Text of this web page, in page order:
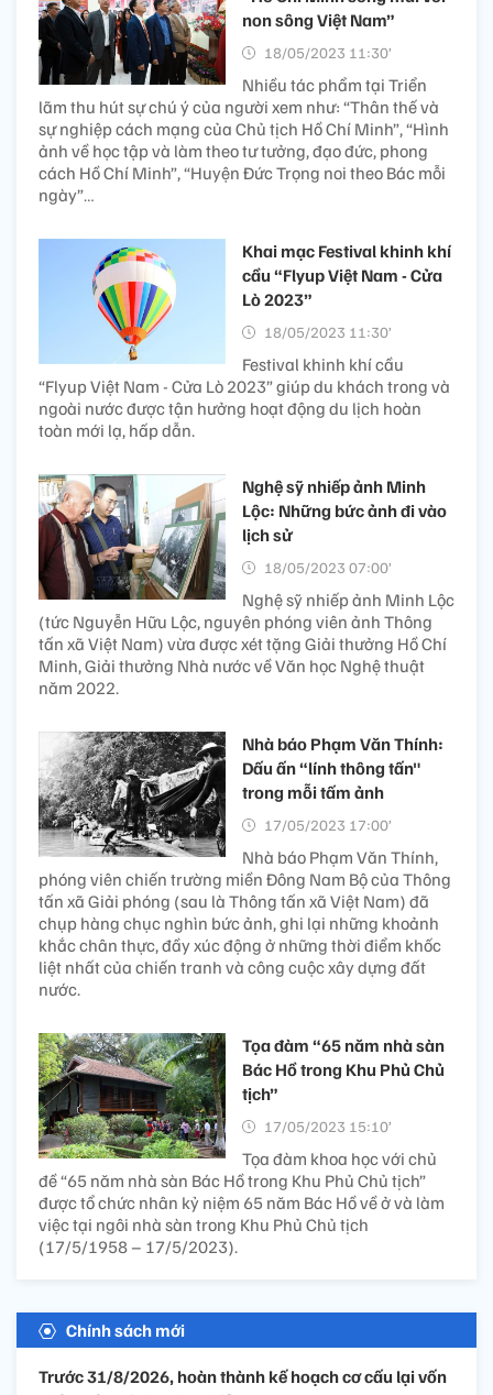
non sông Việt Nam”
18/05/2023 11:30’
Nhiều tác phẩm tại Triển
lãm thu hút sự chú ý của người xem như: “Thân thế và
sự nghiệp cách mạng của Chủ tịch Hồ Chí Minh”, “Hình
ảnh về học tập và làm theo tư tưởng, đạo đức, phong
cách Hồ Chí Minh”, “Huyện Đức Trọng noi theo Bác mỗi
ngày”…
Khai mạc Festival khinh khí
cầu “Flyup Việt Nam - Cửa
Lò 2023”
18/05/2023 11:30’
Festival khinh khí cầu
“Flyup Việt Nam - Cửa Lò 2023” giúp du khách trong và
ngoài nước được tận hưởng hoạt động du lịch hoàn
toàn mới lạ, hấp dẫn.
Nghệ sỹ nhiếp ảnh Minh
Lộc: Những bức ảnh đi vào
lịch sử
18/05/2023 07:00’
Nghệ sỹ nhiếp ảnh Minh Lộc
(tức Nguyễn Hữu Lộc, nguyên phóng viên ảnh Thông
tấn xã Việt Nam) vừa được xét tặng Giải thưởng Hồ Chí
Minh, Giải thưởng Nhà nước về Văn học Nghệ thuật
năm 2022.
Nhà báo Phạm Văn Thính:
Dấu ấn “lính thông tấn"
trong mỗi tấm ảnh
17/05/2023 17:00’
Nhà báo Phạm Văn Thính,
phóng viên chiến trường miền Đông Nam Bộ của Thông
tấn xã Giải phóng (sau là Thông tấn xã Việt Nam) đã
chụp hàng chục nghìn bức ảnh, ghi lại những khoảnh
khắc chân thực, đầy xúc động ở những thời điểm khốc
liệt nhất của chiến tranh và công cuộc xây dựng đất
nước.
Tọa đàm “65 năm nhà sàn
Bác Hồ trong Khu Phủ Chủ
tịch”
17/05/2023 15:10’
Tọa đàm khoa học với chủ
đề “65 năm nhà sàn Bác Hồ trong Khu Phủ Chủ tịch”
được tổ chức nhân kỷ niệm 65 năm Bác Hồ về ở và làm
việc tại ngôi nhà sàn trong Khu Phủ Chủ tịch
(17/5/1958 – 17/5/2023).
Chính sách mới
Trước 31/8/2026, hoàn thành kế hoạch cơ cấu lại vốn